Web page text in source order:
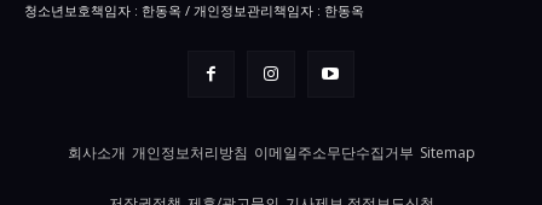
청소년보호책임자 : 한동옥 / 개인정보관리책임자 : 한동옥
회사소개 개인정보처리방침 이메일주소무단수집거부 Sitemap